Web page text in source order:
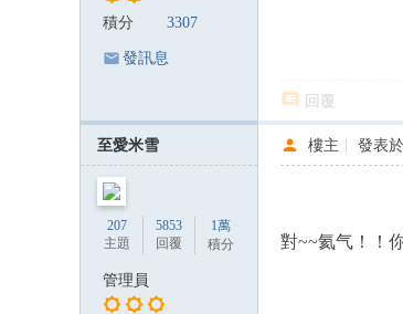
積分 3307
發訊息
回覆
至愛米雪
207
主題
5853
回覆
1萬
積分
管理員
樓主 發表
對~~氦气！！